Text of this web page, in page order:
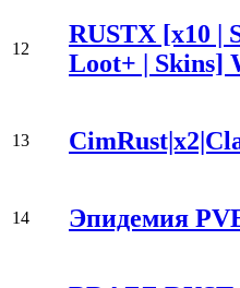
12
RUSTX [x10 |
Loot+ | Skins]
13
14 Эпидемия